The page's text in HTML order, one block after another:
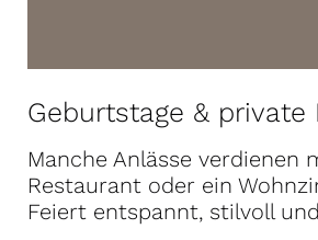
Geburtstage & private
Manche Anlässe verdienen
Restaurant oder ein
Feiert entspannt, stilvoll